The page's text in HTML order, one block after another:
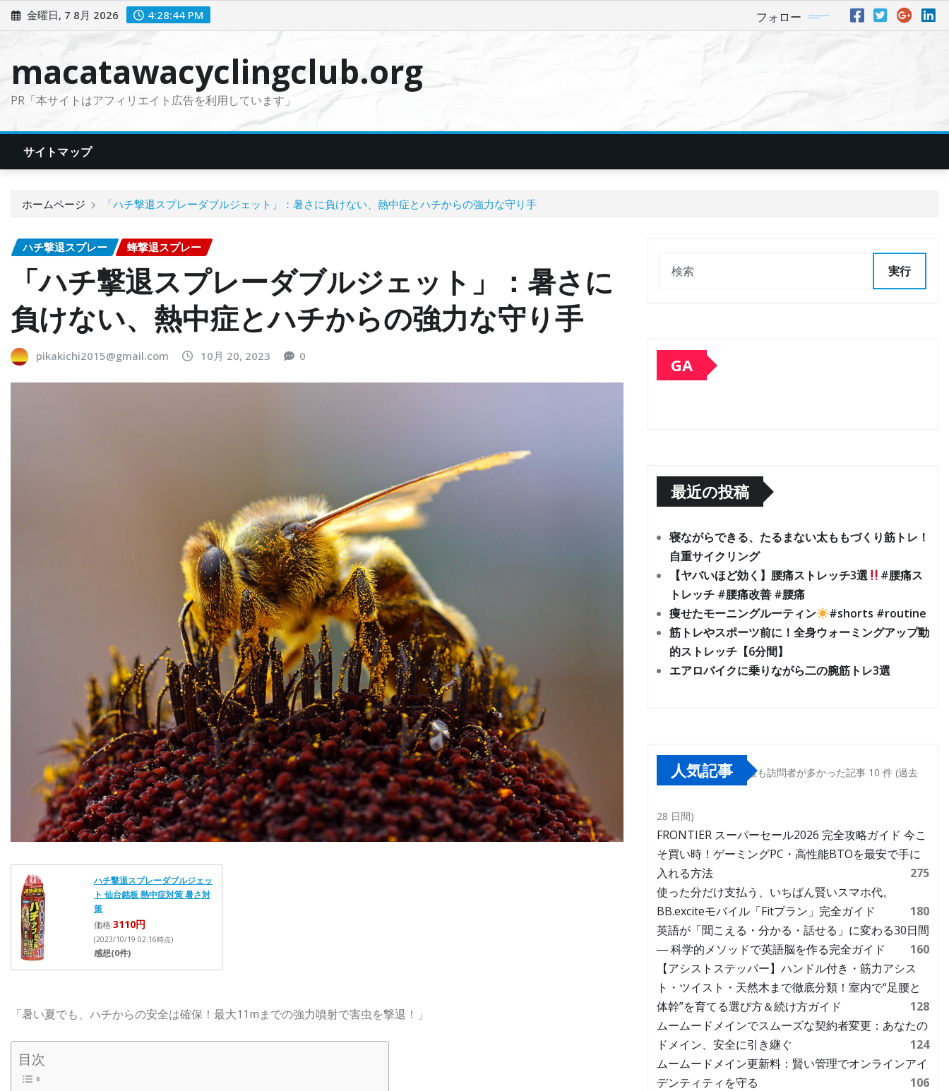
ン
金曜日, 7 8月 2026 4:28:45 PM フォロー
macatawacyclingclub.org
PR「本サイトはアフィリエイト広告を利用しています」
サイトマップ
ホームページ 「ハチ撃退スプレーダブルジェット」：暑さに負けない、熱中症とハチからの強力な守り手
ハチ撃退スプレー 蜂撃退スプレー
「ハチ撃退スプレーダブルジェット」：暑さに
負けない、熱中症とハチからの強力な守り手
pikakichi2015@gmail.com 10月 20, 2023 0
ハチ撃退スプレーダブルジェッ
ト 仙台銘板 熱中症対策 暑さ対
策
価格:3110円
(2023/10/19 02:16時点)
感想(0件)
「暑い夏でも、ハチからの安全は確保！最大11mまでの強力噴射で害虫を撃退！」
目次
実行
GA
最近の投稿
寝ながらできる、たるまない太ももづくり筋トレ！
自重サイクリング
【ヤバいほど効く】腰痛ストレッチ3選
#腰痛ス
トレッチ #腰痛改善 #腰痛
痩せたモーニングルーティン
#shorts #routine
筋トレやスポーツ前に！全身ウォーミングアップ動
的ストレッチ【6分間】
エアロバイクに乗りながら二の腕筋トレ3選
人気記事 最も訪問者が多かった記事 10 件 (過去
28 日間)
FRONTIER スーパーセール2026 完全攻略ガイド 今こ
そ買い時！ゲーミングPC・高性能BTOを最安で手に
入れる方法
275
使った分だけ支払う、いちばん賢いスマホ代。
BB.exciteモバイル「Fitプラン」完全ガイド
180
英語が「聞こえる・分かる・話せる」に変わる30日間
― 科学的メソッドで英語脳を作る完全ガイド
160
【アシストステッパー】ハンドル付き・筋力アシス
ト・ツイスト・天然木まで徹底分類！室内で“足腰と
体幹”を育てる選び方＆続け方ガイド
128
ムームードメインでスムーズな契約者変更：あなたの
ドメイン、安全に引き継ぐ
124
ムームードメイン更新料：賢い管理でオンラインアイ
デンティティを守る
106